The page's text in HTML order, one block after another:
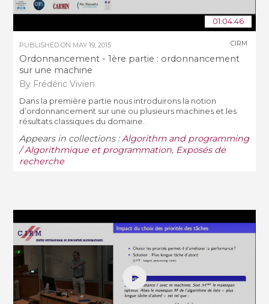
01:04:46
PUBLISHED ON MAY 19, 2015
Ordonnancement - 1ère partie : ordonnancement
sur une machine
By Frédéric Vivien
CIRM
Dans la première partie nous introduirons la notion
d’ordonnancement sur une ou plusieurs machines et les
résultats classiques du domaine.
Appears in collections :Algorithm and programming
/ Algorithmique et programmation, Exposés de
recherche